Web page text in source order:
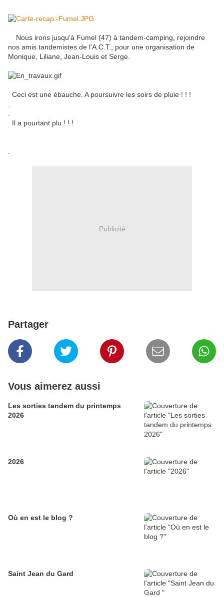
Nous irons jusqu'à Fumel (47) à tandem-camping, rejoindre
nos amis tandemistes de l'A.C.T., pour une organisation de
Monique, Liliane, Jean-Louis et Serge.
Ceci est une ébauche. A poursuivre les soirs de pluie ! ! !
Il a pourtant plu ! ! !
Publicité
Partager
Vous aimerez aussi
Les sorties tandem du printemps
2026
2026
Où en est le blog ?
Saint Jean du Gard